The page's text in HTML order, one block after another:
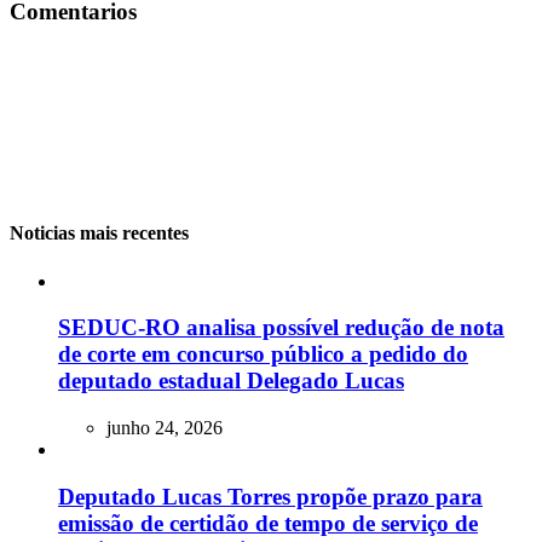
Comentarios
Noticias mais recentes
SEDUC-RO analisa possível redução de nota
de corte em concurso público a pedido do
deputado estadual Delegado Lucas
junho 24, 2026
Deputado Lucas Torres propõe prazo para
emissão de certidão de tempo de serviço de